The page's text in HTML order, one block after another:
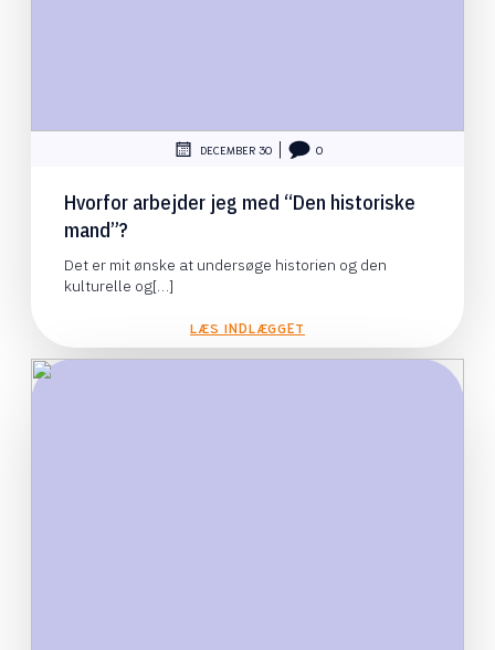
DECEMBER 30 0
Hvorfor arbejder jeg med “Den historiske
mand”?
Det er mit ønske at undersøge historien og den
kulturelle og[…]
LÆS INDLÆGGET